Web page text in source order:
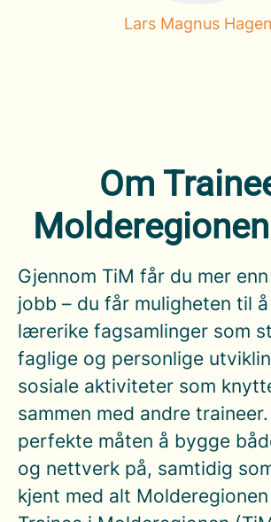
Lars Magnus Hagen
Om
Gjennom TiM får du mer
jobb – du får muligheten til
lærerike fagsamlinger som
faglige og personlige
sosiale aktiviteter som
sammen med andre
perfekte måten å bygge
og nettverk på, samtidig
kjent med alt